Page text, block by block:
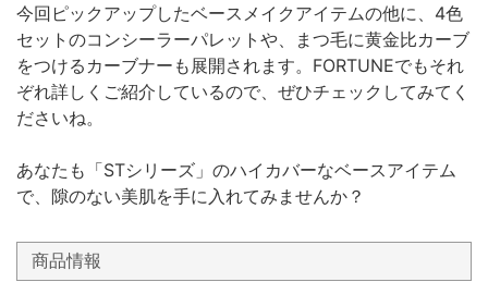
今回ピックアップしたベースメイクアイテムの他に、4色
セットのコンシーラーパレットや、まつ毛に黄金比カーブ
をつけるカーブナーも展開されます。FORTUNEでもそれ
ぞれ詳しくご紹介しているので、ぜひチェックしてみてく
ださいね。
あなたも「STシリーズ」のハイカバーなベースアイテム
で、隙のない美肌を手に入れてみませんか？
商品情報